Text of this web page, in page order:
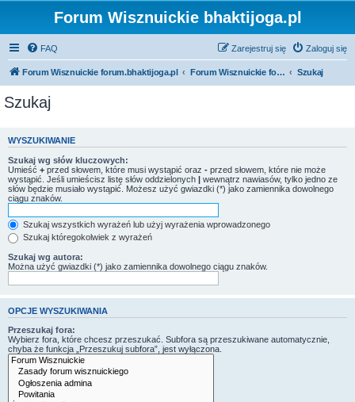
Forum Wisznuickie bhaktijoga.pl
FAQ Zaloguj się
Zarejestruj się
Forum Wisznuickie forum.bhaktijoga.pl Forum Wisznuickie forum.bhaktijoga.pl Szukaj
Szukaj
WYSZUKIWANIE
Szukaj wg słów kluczowych:
Umieść + przed słowem, które musi wystąpić oraz - przed słowem, które nie może
wystąpić. Jeśli umieścisz listę słów oddzielonych | wewnątrz nawiasów, tylko jedno ze
słów będzie musiało wystąpić. Możesz użyć gwiazdki (*) jako zamiennika dowolnego
ciągu znaków.
Szukaj wszystkich wyrażeń lub użyj wyrażenia wprowadzonego
Szukaj któregokolwiek z wyrażeń
Szukaj wg autora:
Można użyć gwiazdki (*) jako zamiennika dowolnego ciągu znaków.
OPCJE WYSZUKIWANIA
Przeszukaj fora:
Wybierz fora, które chcesz przeszukać. Subfora są przeszukiwane automatycznie,
chyba że funkcja „Przeszukuj subfora”, jest wyłączona.